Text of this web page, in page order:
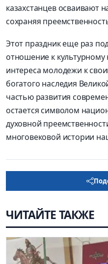
казахстанцев осваивают
сохраняя
Этот праздник еще раз
отношение к
интереса молодежи к
богатого наследия
частью развития
остается символом
духовной
многовековой истории
ЧИТАЙТЕ ТАКЖЕ